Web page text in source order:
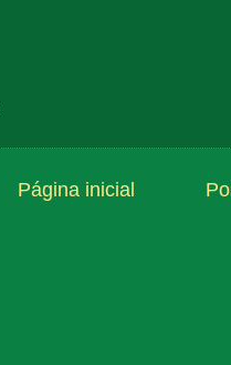
Página inicial